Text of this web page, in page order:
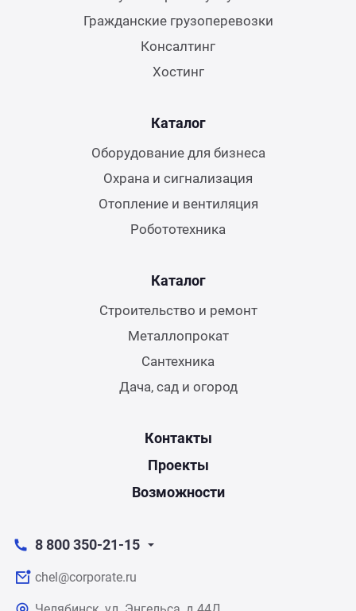
Гражданские грузоперевозки
Консалтинг
Хостинг
Каталог
Оборудование для бизнеса
Охрана и сигнализация
Отопление и вентиляция
Робототехника
Каталог
Строительство и ремонт
Металлопрокат
Сантехника
Дача, сад и огород
Контакты
Проекты
Возможности
8 800 350-21-15
chel@corporate.ru